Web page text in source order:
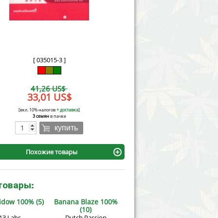
World of Seeds
CBD Industrial Hemp
[ 035015-3 ]
41,26 US$
33,01 US$
[вкл. 10% налогов+ доставка]
3 семянв пачке
купить
Похожие товары
100% (5)
Banana Blaze 100%
(10)